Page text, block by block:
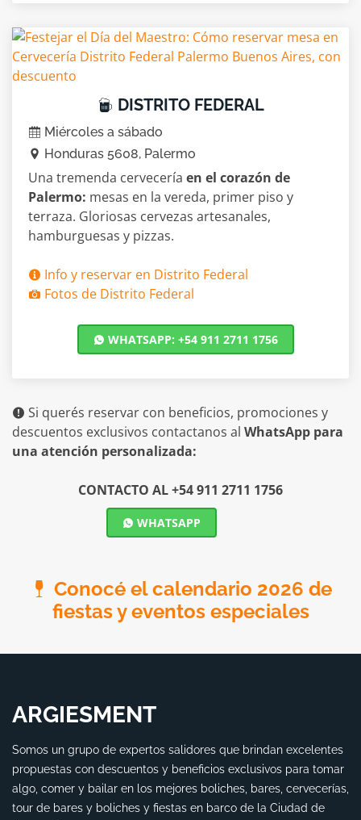
DISTRITO FEDERAL
Miércoles a sábado
Honduras 5608, Palermo
Una tremenda cervecería en el corazón de
Palermo: mesas en la vereda, primer piso y
terraza. Gloriosas cervezas artesanales,
hamburguesas y pizzas.
Info y reservar en Distrito Federal
Fotos de Distrito Federal
WHATSAPP: +54 911 2711 1756
Si querés reservar con beneficios, promociones y
descuentos exclusivos contactanos al WhatsApp para
una atención personalizada:
CONTACTO AL +54 911 2711 1756
WHATSAPP
Conocé el calendario 2026 de
fiestas y eventos especiales
ARGIESMENT
Somos un grupo de expertos salidores que brindan excelentes
propuestas con descuentos y beneficios exclusivos para tomar
algo, comer y bailar en los mejores boliches, bares, cervecerías,
tour de bares y boliches y fiestas en barco de la Ciudad de